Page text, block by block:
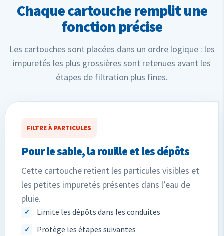
Chaque cartouche remplit une
fonction précise
Les cartouches sont placées dans un ordre logique : les
impuretés les plus grossières sont retenues avant les
étapes de filtration plus fines.
FILTRE À PARTICULES
Pour le sable, la rouille et les dépôts
Cette cartouche retient les particules visibles et
les petites impuretés présentes dans l’eau de
pluie.
Limite les dépôts dans les conduites
Protège les étapes suivantes